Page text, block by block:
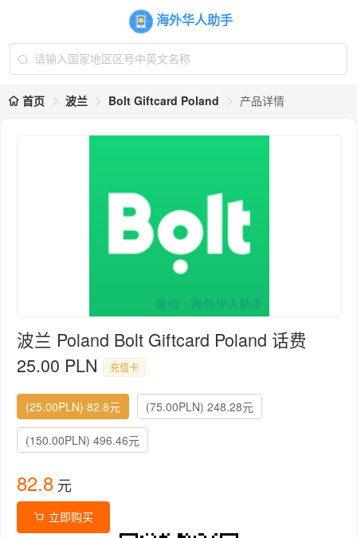
海外华人助手
首页 波兰 Bolt Giftcard Poland 产品详情
波兰 Poland Bolt Giftcard Poland 话费
25.00 PLN
充值卡
(25.00PLN) 82.8元 (75.00PLN) 248.28元
(150.00PLN) 496.46元
82.8 元
立即购买